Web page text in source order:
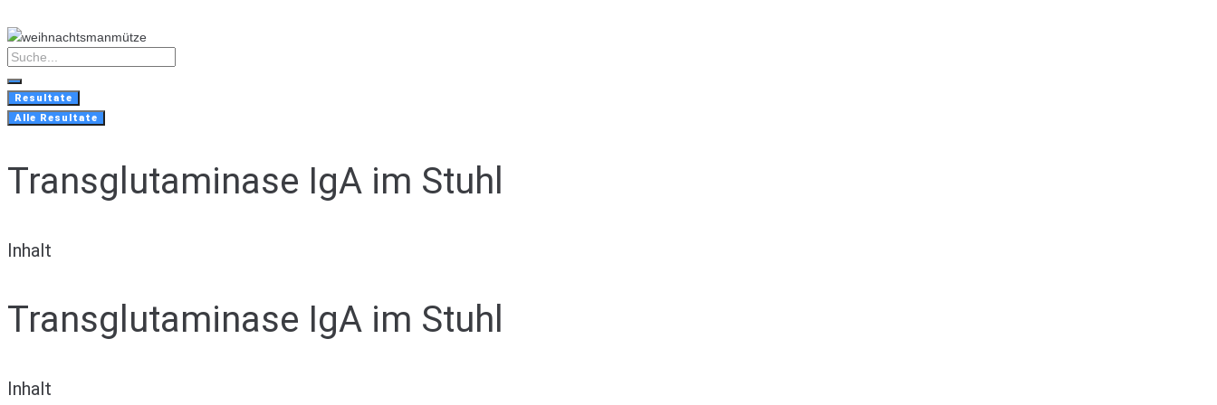
to
content
Search
...
Resultate
Alle Resultate
Transglutaminase IgA im Stuhl
Inhalt
Transglutaminase IgA im Stuhl
Inhalt